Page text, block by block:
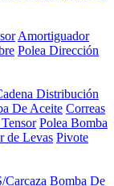
Amortiguador
Polea Dirección
Distribución
De Aceite Correas
Polea Bomba
de Levas Pivote
Carcaza Bomba De